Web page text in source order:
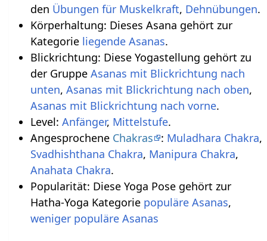
den Übungen für Muskelkraft, Dehnübungen.
Körperhaltung: Dieses Asana gehört zur
Kategorie liegende Asanas.
Blickrichtung: Diese Yogastellung gehört zu
der Gruppe Asanas mit Blickrichtung nach
unten, Asanas mit Blickrichtung nach oben,
Asanas mit Blickrichtung nach vorne.
Level: Anfänger, Mittelstufe.
Angesprochene Chakras : Muladhara Chakra,
Svadhishthana Chakra, Manipura Chakra,
Anahata Chakra.
Popularität: Diese Yoga Pose gehört zur
Hatha-Yoga Kategorie populäre Asanas,
weniger populäre Asanas